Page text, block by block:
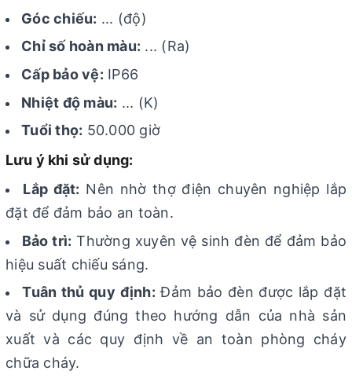
Góc chiếu: ... (độ)
Chỉ số hoàn màu: ... (Ra)
Cấp bảo vệ: IP66
Nhiệt độ màu: ... (K)
Tuổi thọ: 50.000 giờ
Lưu ý khi sử dụng:
Lắp đặt: Nên nhờ thợ điện chuyên nghiệp lắp
đặt để đảm bảo an toàn.
Bảo trì: Thường xuyên vệ sinh đèn để đảm bảo
hiệu suất chiếu sáng.
Tuân thủ quy định: Đảm bảo đèn được lắp đặt
và sử dụng đúng theo hướng dẫn của nhà sản
xuất và các quy định về an toàn phòng cháy
chữa cháy.